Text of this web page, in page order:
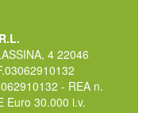
4 22046
- REA n.
Euro 30.000 i.v.